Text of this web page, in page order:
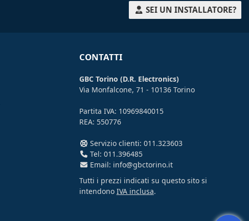
SEI UN INSTALLATORE?
CONTATTI
GBC Torino (D.R. Electronics)
Via Monfalcone, 71 - 10136 Torino
Partita IVA: 10969840015
REA: 550776
Servizio clienti: 011.323603
Tel: 011.396485
Email: info@gbctorino.it
Tutti i prezzi indicati su questo sito si
intendono IVA inclusa.